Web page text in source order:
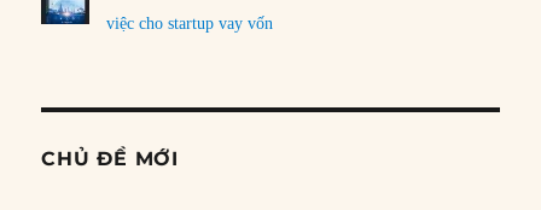
việc cho startup vay vốn
CHỦ ĐỀ MỚI